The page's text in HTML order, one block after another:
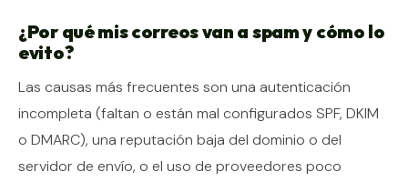
¿Por qué mis correos van a spam y cómo lo
evito?
Las causas más frecuentes son una autenticación
incompleta (faltan o están mal configurados SPF, DKIM
o DMARC), una reputación baja del dominio o del
servidor de envío, o el uso de proveedores poco